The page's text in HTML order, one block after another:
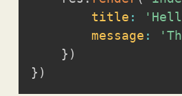
title :
message :
} )
} )